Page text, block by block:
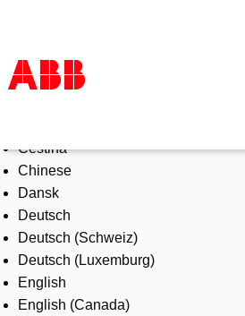
Products & Solutions
Industries
Services
About us
Where to buy
Contact us
Careers
Čeština
Chinese
Dansk
Deutsch
Deutsch (Schweiz)
Deutsch (Luxemburg)
English
English (Canada)